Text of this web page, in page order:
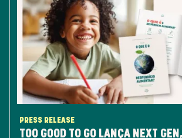
PRESS RELEASE
TOO GOOD TO GO LANÇA NEXT